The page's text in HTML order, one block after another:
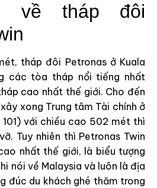
về tháp đôi
tháp đôi Petronas ở Kuala
các tòa tháp nổi tiếng nhất
cao nhất thế giới. Cho đến
xong Trung tâm Tài chính ở
với chiều cao 502 mét thì
Tuy nhiên thì Petronas Twin
nhất thế giới, là biểu tượng
nói về Malaysia và luôn là địa
đúc du khách ghé thăm trong